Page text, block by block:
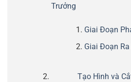
Trưởng
Giai Đoạn
Giai Đoạn
Tạo Hình và